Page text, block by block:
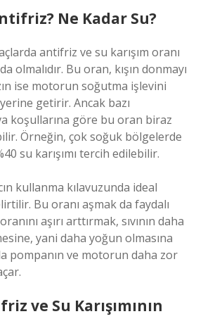
Ne Kadar Su?
antifriz ve su karışım oranı
olmalıdır. Bu oran, kışın donmayı
ise motorun soğutma işlevini
getirir. Ancak bazı
koşullarına göre bu oran biraz
Örneğin, çok soğuk bölgelerde
su karışımı tercih edilebilir.
kullanma kılavuzunda ideal
Bu oranı aşmak da faydalı
aşırı arttırmak, sıvının daha
yani daha yoğun olmasına
pompanın ve motorun daha zor
ve Su Karışımının